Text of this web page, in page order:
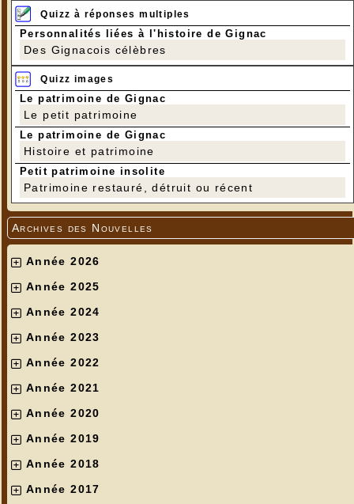
Quizz à réponses multiples
Personnalités liées à l'histoire de Gignac
Des Gignacois célèbres
Quizz images
Le patrimoine de Gignac
Le petit patrimoine
Le patrimoine de Gignac
Histoire et patrimoine
Petit patrimoine insolite
Patrimoine restauré, détruit ou récent
Archives des Nouvelles
Année 2026
Année 2025
Année 2024
Année 2023
Année 2022
Année 2021
Année 2020
Année 2019
Année 2018
Année 2017